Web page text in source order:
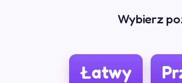
Wybierz
Łatwy